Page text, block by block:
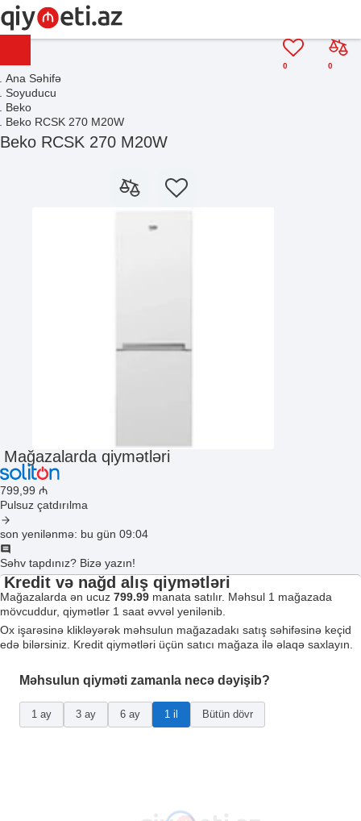
0
0
Ana Səhifə
Soyuducu
Beko
Beko RCSK 270 M20W
Beko RCSK 270 M20W
Mağazalarda qiymətləri
799 ,99 ₼
Pulsuz çatdırılma
son yenilənmə: bu gün 09:04
Səhv tapdınız? Bizə yazın!
Kredit və nağd alış qiymətləri
Mağazalarda ən ucuz 799.99 manata satılır. Məhsul 1 mağazada
mövcuddur, qiymətlər 1 saat əvvəl yenilənib.
Ox işarəsinə klikləyərək məhsulun mağazadakı satış səhifəsinə keçid
edə bilərsiniz. Kredit qiymətləri üçün satıcı mağaza ilə əlaqə saxlayın.
Məhsulun qiyməti zamanla necə dəyişib?
1 ay 3 ay 6 ay 1 il Bütün dövr